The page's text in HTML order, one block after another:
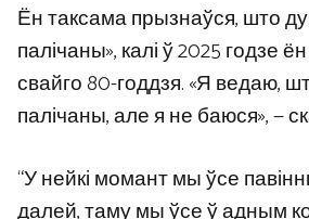
Ён таксама прызнаўся, што
палічаны», калі ў 2025 годзе
свайго 80-годдзя. «Я ведаю,
палічаны, але я не баюся», —
“У нейкі момант мы ўсе
далей, таму мы ўсе ў адным